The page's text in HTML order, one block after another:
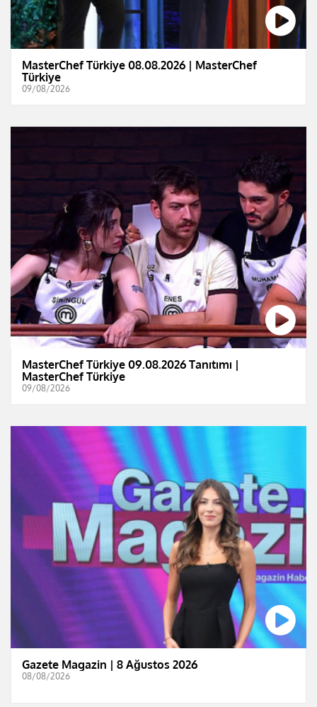
MasterChef Türkiye 08.08.2026 | MasterChef
Türkiye
09/08/2026
MasterChef Türkiye 09.08.2026 Tanıtımı |
MasterChef Türkiye
09/08/2026
Gazete Magazin | 8 Ağustos 2026
08/08/2026